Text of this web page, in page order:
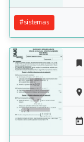
#sistemas



